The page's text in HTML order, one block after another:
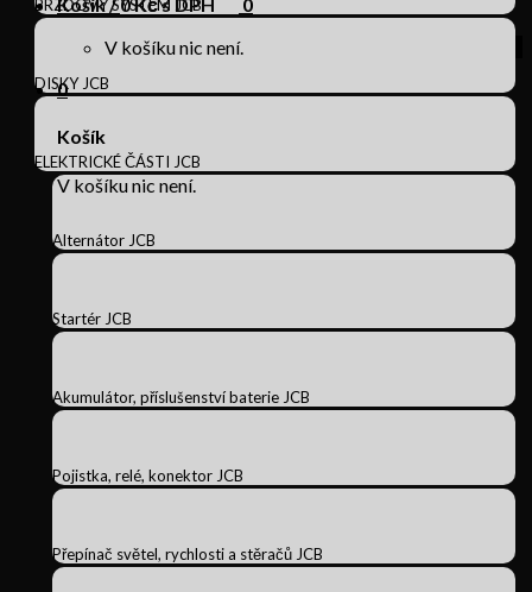
V košíku nic není.
0
Košík
V košíku nic není.
BRZDOVÝ SYSTÉM JCB
DISKY JCB
ELEKTRICKÉ ČÁSTI JCB
Alternátor JCB
Startér JCB
Akumulátor, příslušenství baterie JCB
Pojistka, relé, konektor JCB
Přepínač světel, rychlosti a stěračů JCB